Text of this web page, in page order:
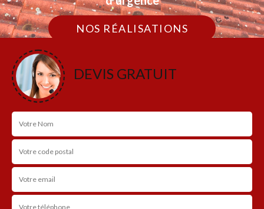
NOS RÉALISATIONS
DEVIS GRATUIT